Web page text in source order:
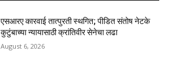
एसआरए कारवाई तात्पुरती स्थगित; पीडित संतोष नेटके
कुटुंबाच्या न्यायासाठी क्रांतिवीर सेनेचा लढा
August 6, 2026